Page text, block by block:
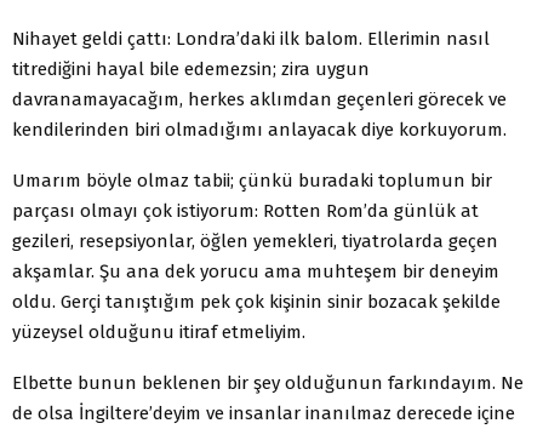
Nihayet geldi çattı: Londra’daki ilk balom. Ellerimin nasıl
titrediğini hayal bile edemezsin; zira uygun
davranamayacağım, herkes aklımdan geçenleri görecek ve
kendilerinden biri olmadığımı anlayacak diye korkuyorum.
Umarım böyle olmaz tabii; çünkü buradaki toplumun bir
parçası olmayı çok istiyorum: Rotten Rom’da günlük at
gezileri, resepsiyonlar, öğlen yemekleri, tiyatrolarda geçen
akşamlar. Şu ana dek yorucu ama muhteşem bir deneyim
oldu. Gerçi tanıştığım pek çok kişinin sinir bozacak şekilde
yüzeysel olduğunu itiraf etmeliyim.
Elbette bunun beklenen bir şey olduğunun farkındayım. Ne
de olsa İngiltere’deyim ve insanlar inanılmaz derecede içine